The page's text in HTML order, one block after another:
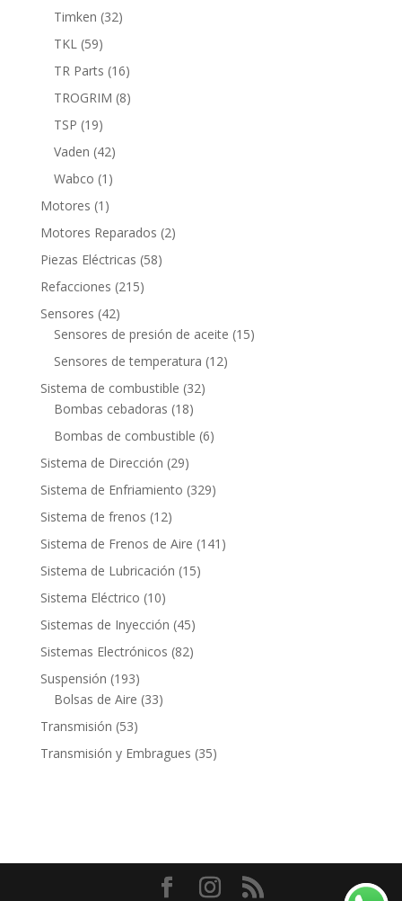
productos
Timken 3232
TKL 5959
productos
TR Parts 1616
productos
TROGRIM 88
TSP 1919
productos
Vaden 4242
productos
Wabco 1 1
producto
Motores 1 1
producto
Motores Reparados 22
Piezas Eléctricas 5858
Refacciones 215215
Sensores 4242
productos
Sensores de presión de aceite 1515
Sensores de temperatura 1212
Sistema de combustible 3232
Bombas cebadoras 1818
productos
Bombas de combustible 66
Sistema de Dirección 2929
productos
Sistema de Enfriamiento 329329
Sistema de frenos 1212
productos
Sistema de Frenos de Aire 141 141
Sistema de Lubricación 1515
Sistema Eléctrico 1010
productos
Sistemas de Inyección 4545
productos
Sistemas Electrónicos 8282
Suspensión 193193
productos
Bolsas de Aire 3333
Transmisión 5353
productos
Transmisión y Embragues 3535